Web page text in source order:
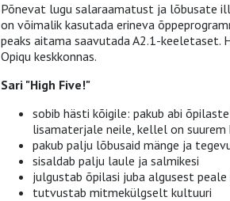
Põnevat lugu salaraamatust ja lõbusate
on võimalik kasutada erineva
peaks aitama saavutada A2.1-keeletaset.
Opiqu keskkonnas.
Sari "High Five!"
sobib hästi kõigile: pakub abi
lisamaterjale neile, kellel on suurem
pakub palju lõbusaid mänge ja
sisaldab palju laule ja salmikesi
julgustab õpilasi juba algusest
tutvustab mitmekülgselt kultuuri